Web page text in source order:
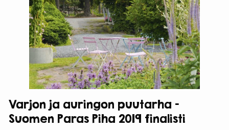
Varjon ja auringon puutarha –
Suomen Paras Piha 2019 finalisti